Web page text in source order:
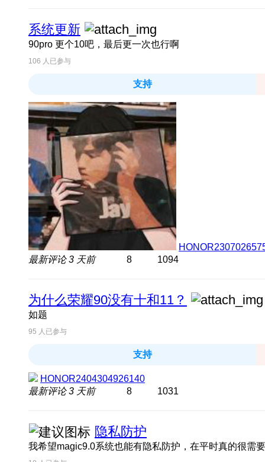
系统更新
90pro 更个10吧，最后更一次也行啊
106 人已参与
支持
最新评论3 天前 8 1094
为什么荣耀90没有十和11？
如题
95 人已参与
支持
HONOR2404304926140
最新评论3 天前 8 1031
隐私防护
我希望magic9.0系统也能有隐私防护，在平时真的很需